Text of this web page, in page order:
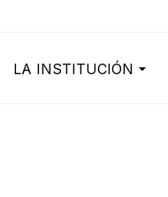
LA INSTITUCIÓN